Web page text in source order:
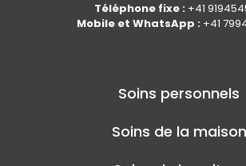
Téléphone fixe : +41
Mobile et WhatsApp : +41
Soins personnels
Soins de la maison